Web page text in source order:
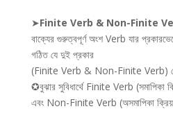
➤Finite Verb & Non-Finite
বাক্যের গুরুত্বপূর্ণ অংশ Verb যার
গঠিত যে দুই প্রকার
(Finite Verb & Non-Finite Verb)
✪বুঝার সুবিধার্থে Finite Verb (সমাপিকা
এবং Non-Finite Verb (অসমাপিকা